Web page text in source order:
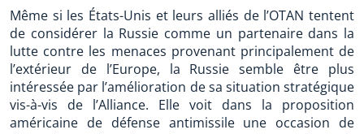
Même si les États-Unis et leurs alliés de l’OTAN tentent
de considérer la Russie comme un partenaire dans la
lutte contre les menaces provenant principalement de
l’extérieur de l’Europe, la Russie semble être plus
intéressée par l’amélioration de sa situation stratégique
vis-à-vis de l’Alliance. Elle voit dans la proposition
américaine de défense antimissile une occasion de